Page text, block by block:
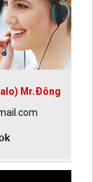
Mr.Đông